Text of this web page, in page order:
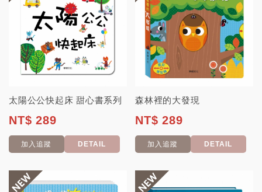
太陽公公快起床 甜心書系列
NT$ 289
加入追蹤 DETAIL
森林裡的大發現
NT$ 289
加入追蹤 DETAIL